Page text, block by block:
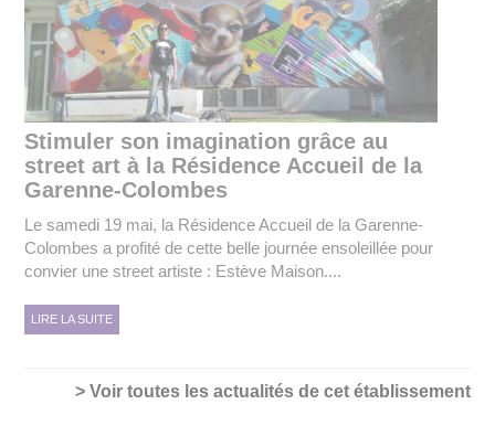
Stimuler son imagination grâce au
street art à la Résidence Accueil de la
Garenne-Colombes
Le samedi 19 mai, la Résidence Accueil de la Garenne-
Colombes a profité de cette belle journée ensoleillée pour
convier une street artiste : Estève Maison....
LIRE LA SUITE
> Voir toutes les actualités de cet établissement